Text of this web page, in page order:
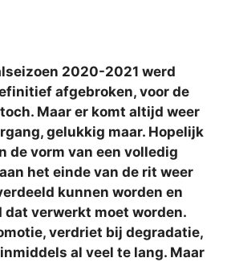
2020-2021 werd
afgebroken, voor de
Maar er komt altijd weer
gelukkig maar. Hopelijk
de vorm van een volledig
het einde van de rit weer
kunnen worden en
dat verwerkt moet worden.
verdriet bij degradatie,
al veel te lang. Maar